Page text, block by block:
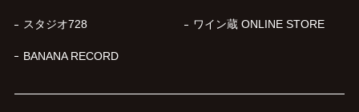
スタジオ728 ワイン蔵 ONLINE STORE
BANANA RECORD